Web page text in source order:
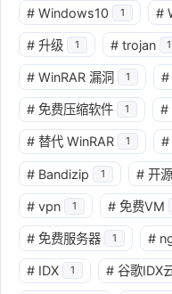
# Windows10 1 #
# 升级 1 # trojan 1
# WinRAR 漏洞 1 #
# 免费压缩软件 1 #
# 替代 WinRAR 1 #
# Bandizip 1 # 开
# vpn 1 # 免费VM
# 免费服务器 1 #
# IDX 1 # 谷歌IDX